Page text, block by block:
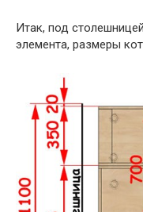
Итак, под
элемента, размеры